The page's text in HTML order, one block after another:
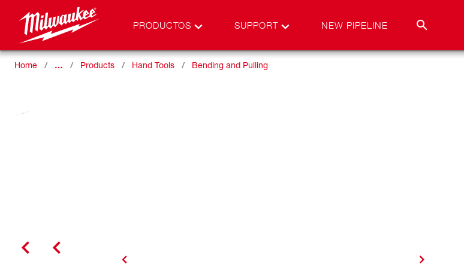
PRODUCTOS SUPPORT NEW PIPELINE
Home … Products Hand Tools Bending and Pulling